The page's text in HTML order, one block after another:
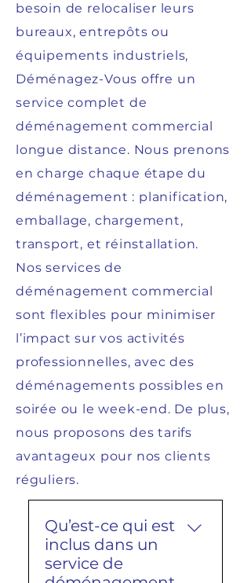
besoin de relocaliser leurs
bureaux, entrepôts ou
équipements industriels,
Déménagez-Vous offre un
service complet de
déménagement commercial
longue distance. Nous prenons
en charge chaque étape du
déménagement : planification,
emballage, chargement,
transport, et réinstallation.
Nos services de
déménagement commercial
sont flexibles pour minimiser
l’impact sur vos activités
professionnelles, avec des
déménagements possibles en
soirée ou le week-end. De plus,
nous proposons des tarifs
avantageux pour nos clients
réguliers.
Qu’est-ce qui est
inclus dans un
service de